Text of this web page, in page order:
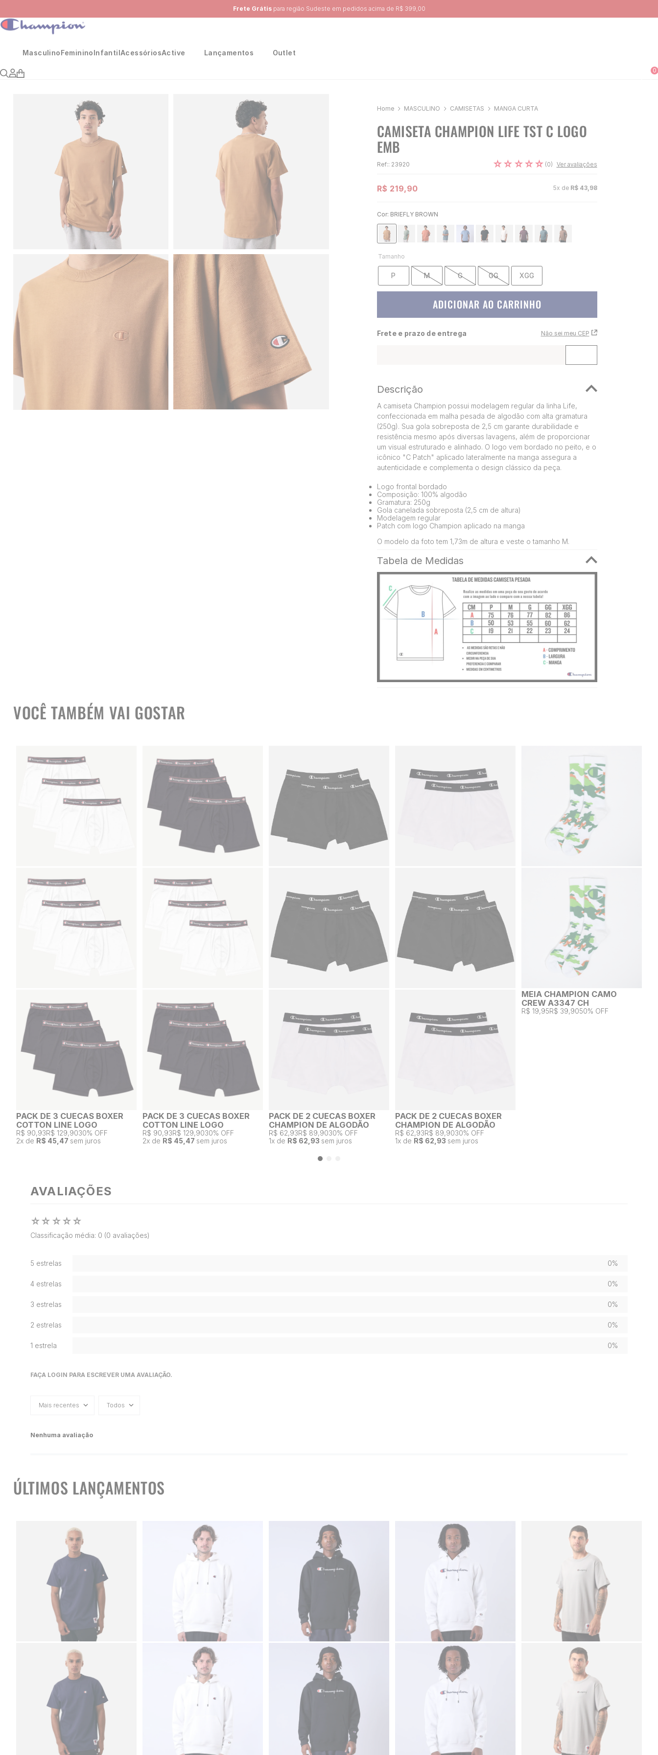
Ganhe 10% na primeira compra, utilizando o cupom: PRIMEIRA10
MasculinoFemininoInfantilAcessóriosActive Lançamentos Outlet
0
MASCULINO CAMISETAS MANGA CURTA
CAMISETA CHAMPION LIFE TST C LOGO
EMB
Ref:: 23920 ☆☆ ☆☆☆ (0) Ver avaliações
R$ 219,90 5x de R$ 43, 98
Cor: BRIEFLY BROWN
Tamanho
P M G GG XGG
ADICIONAR AO CARRINHO
Frete e prazo de entrega Não sei meu CEP
Descrição
A camiseta Champion possui modelagem regular da linha Life,
confeccionada em malha pesada de algodão com alta gramatura
(250g). Sua gola sobreposta de 2,5 cm garante durabilidade e
resistência mesmo após diversas lavagens, além de proporcionar
um visual estruturado e alinhado. O logo vem bordado no peito, e o
icônico "C Patch" aplicado lateralmente na manga assegura a
autenticidade e complementa o design clássico da peça.
Logo frontal bordado
Composição: 100% algodão
Gramatura: 250g
Gola canelada sobreposta (2,5 cm de altura)
Modelagem regular
Patch com logo Champion aplicado na manga
O modelo da foto tem 1,73m de altura e veste o tamanho M.
Tabela de Medidas
VOCÊ TAMBÉM VAI GOSTAR
PACK DE 3 CUECAS BOXER
COTTON LINE LOGO
R$ 90,93R$ 129,9030% OFF
2x de R$ 45,47 sem juros
PACK DE 3 CUECAS BOXER
COTTON LINE LOGO
R$ 90,93R$ 129,9030% OFF
2x de R$ 45,47 sem juros
PACK DE 2 CUECAS BOXER
CHAMPION DE ALGODÃO
R$ 62,93R$ 89,9030% OFF
1x de R$ 62,93 sem juros
PACK DE 2 CUECAS BOXER
CHAMPION DE ALGODÃO
R$ 62,93R$ 89,9030% OFF
1x de R$ 62,93 sem juros
MEIA CHAMPION CAMO
CREW A3347 CH
R$ 19,95R$ 39,9050% OFF
AVALIAÇÕES
☆☆ ☆☆☆
Classificação média: 0 (0 avaliações)
5 estrelas 0%
4 estrelas 0%
3 estrelas 0%
2 estrelas 0%
1 estrela 0%
FAÇA LOGIN PARA ESCREVER UMA AVALIAÇÃO.
Mais recentes Todos
Nenhuma avaliação
ÚLTIMOS LANÇAMENTOS